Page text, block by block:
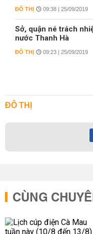
ĐÔ THỊ 09:38 | 25/09/2019
Sở, quận né trách
nước Thanh Hà
ĐÔ THỊ 09:23 | 25/09/2019
ĐÔ THỊ
CÙNG